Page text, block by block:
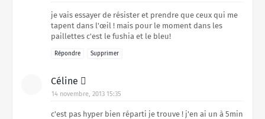
je vais essayer de résister et prendre que ceux qui me
tapent dans l'œil ! mais pour le moment dans les
paillettes c'est le fushia et le bleu!
Répondre Supprimer
Céline 
14 novembre, 2013 15:35
c'est pas hyper bien réparti je trouve ! j'en ai un à 5min